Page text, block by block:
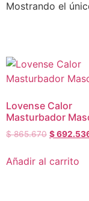
Mostrando el
Lovense Calor
Masturbador
$865.670 $
Añadir al carrito